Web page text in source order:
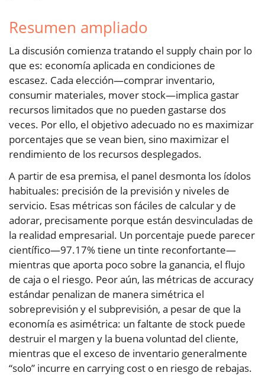
Resumen ampliado
La discusión comienza tratando el supply chain por lo
que es: economía aplicada en condiciones de
escasez. Cada elección—comprar inventario,
consumir materiales, mover stock—implica gastar
recursos limitados que no pueden gastarse dos
veces. Por ello, el objetivo adecuado no es maximizar
porcentajes que se vean bien, sino maximizar el
rendimiento de los recursos desplegados.
A partir de esa premisa, el panel desmonta los ídolos
habituales: precisión de la previsión y niveles de
servicio. Esas métricas son fáciles de calcular y de
adorar, precisamente porque están desvinculadas de
la realidad empresarial. Un porcentaje puede parecer
científico—97.17% tiene un tinte reconfortante—
mientras que aporta poco sobre la ganancia, el flujo
de caja o el riesgo. Peor aún, las métricas de accuracy
estándar penalizan de manera simétrica el
sobreprevisión y el subprevisión, a pesar de que la
economía es asimétrica: un faltante de stock puede
destruir el margen y la buena voluntad del cliente,
mientras que el exceso de inventario generalmente
“solo” incurre en carrying cost o en riesgo de rebajas.